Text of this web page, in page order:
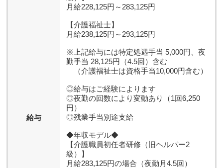
給与
月給228,125円～283,125円
【介護福祉士】
月給238,125円～293,125円
※上記給与には特定処遇手当 5,000円、夜
勤手当 28,125円（4.5回）含む
（介護福祉士は資格手当10,000円含む）
◎給与はご経験によります
◎夜勤の回数により変動あり（1回6,250
円）
◎残業手当別途支給
◆年収モデル◆
【介護職員初任者研修（旧ヘルパー2
級）】
月給283,125円の場合（夜勤月4.5回）